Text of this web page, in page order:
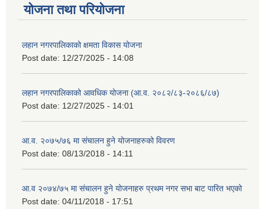
योजना तथा परियोजना
लहान नगरपालिकाको क्षमता विकास योजना
Post date: 12/27/2025 - 14:08
लहान नगरपालिकाको आवधिक योजना (आ.व. २०८२/८३-२०८६/८७)
Post date: 12/27/2025 - 14:01
आ.व. २०७५/७६ मा संचालन हुने योजनाहरुको विवरण
Post date: 08/13/2018 - 14:11
आ.व २०७४/७५ मा संचालन हुने योजनाहरु प्रथम नगर सभा बाट पारित भएको
Post date: 04/11/2018 - 17:51